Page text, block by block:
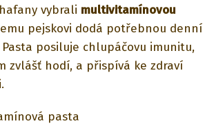
vybrali multivitamínovou
pejskovi dodá potřebnou denní
posiluje chlupáčovu imunitu,
zvlášť hodí, a přispívá ke zdraví